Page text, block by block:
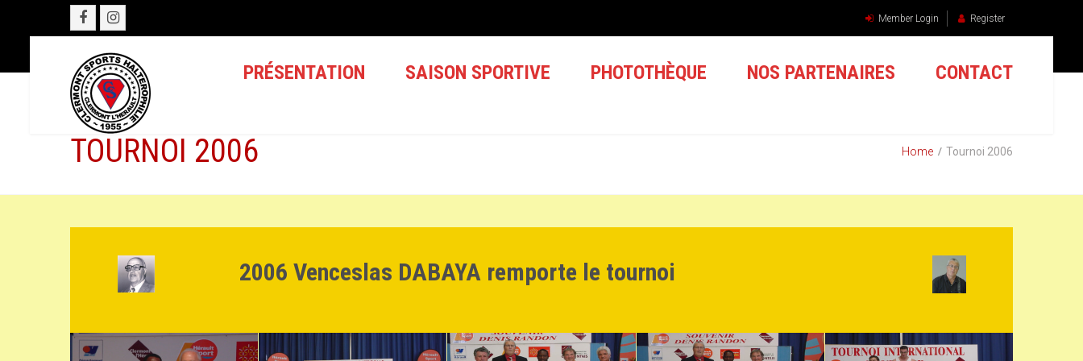
Member Login Register
PRÉSENTATION SAISON SPORTIVE PHOTOTHÈQUE NOS PARTENAIRES CONTACT
TOURNOI 2006 Home Tournoi 2006
2006 Venceslas DABAYA remporte le tournoi